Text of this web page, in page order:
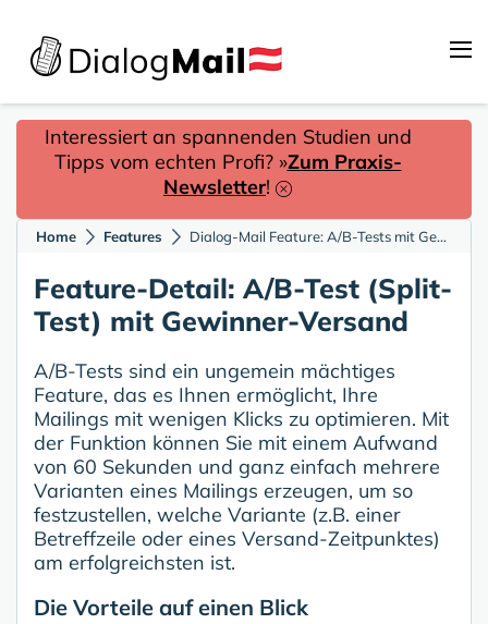
Interessiert an spannenden Studien und
Tipps vom echten Profi? »Zum Praxis-
Newsletter!
Home Features Dialog-Mail Feature: A/B-Tests mit Gewinner-Versand
Feature-Detail: A/B-Test (Split-
Test) mit Gewinner-Versand
A/B-Tests sind ein ungemein mächtiges
Feature, das es Ihnen ermöglicht, Ihre
Mailings mit wenigen Klicks zu optimieren. Mit
der Funktion können Sie mit einem Aufwand
von 60 Sekunden und ganz einfach mehrere
Varianten eines Mailings erzeugen, um so
festzustellen, welche Variante (z.B. einer
Betreffzeile oder eines Versand-Zeitpunktes)
am erfolgreichsten ist.
Die Vorteile auf einen Blick